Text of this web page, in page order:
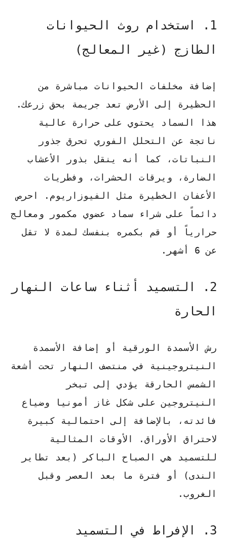
1. استخدام روث الحيوانات
الطازج (غير المعالج)
إضافة مخلفات الحيوانات مباشرة من
الحظيرة إلى الأرض تعد جريمة بحق زرعك.
هذا السماد يحتوي على حرارة عالية
ناتجة عن التحلل الفوري تحرق جذور
النباتات، كما أنه ينقل بذور الأعشاب
الضارة، ويرقات الحشرات، وفطريات
الأعفان الخطيرة مثل الفيوزاريوم. احرص
دائماً على شراء سماد عضوي مكمور ومعالج
حرارياً أو قم بكمره بنفسك لمدة لا تقل
عن 6 أشهر.
2. التسميد أثناء ساعات النهار
الحارة
رش الأسمدة الورقية أو إضافة الأسمدة
النيتروجينية في منتصف النهار تحت أشعة
الشمس الحارقة يؤدي إلى تبخر
النيتروجين على شكل غاز أمونيا وضياع
فائدته، بالإضافة إلى احتمالية كبيرة
لاحتراق الأوراق. الأوقات المثالية
للتسميد هي الصباح الباكر (بعد تطاير
الندى) أو فترة ما بعد العصر وقبل
الغروب.
3. الإفراط في التسميد